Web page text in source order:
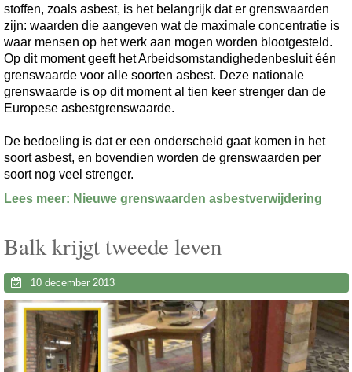
stoffen, zoals asbest, is het belangrijk dat er grenswaarden
zijn: waarden die aangeven wat de maximale concentratie is
waar mensen op het werk aan mogen worden blootgesteld.
Op dit moment geeft het Arbeidsomstandighedenbesluit één
grenswaarde voor alle soorten asbest. Deze nationale
grenswaarde is op dit moment al tien keer strenger dan de
Europese asbestgrenswaarde.
De bedoeling is dat er een onderscheid gaat komen in het
soort asbest, en bovendien worden de grenswaarden per
soort nog veel strenger.
Lees meer: Nieuwe grenswaarden asbestverwijdering
Balk krijgt tweede leven
10 december 2013